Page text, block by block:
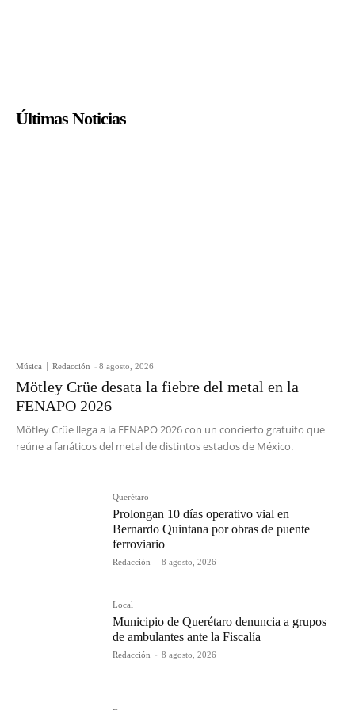
Últimas Noticias
Música Redacción - 8 agosto, 2026
Mötley Crüe desata la fiebre del metal en la
FENAPO 2026
Mötley Crüe llega a la FENAPO 2026 con un concierto gratuito que
reúne a fanáticos del metal de distintos estados de México.
Querétaro
Prolongan 10 días operativo vial en
Bernardo Quintana por obras de puente
ferroviario
Redacción - 8 agosto, 2026
Local
Municipio de Querétaro denuncia a grupos
de ambulantes ante la Fiscalía
Redacción - 8 agosto, 2026